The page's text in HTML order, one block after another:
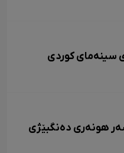
سینەمای کوردی
هونەری دەنگبێژی